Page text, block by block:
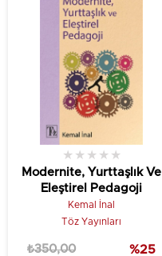
Modernite, Yurttaşlık Ve
Eleştirel Pedagoji
★ ★ ★ ★ ★
Kemal İnal
Töz Yayınları
₺350,00 %25